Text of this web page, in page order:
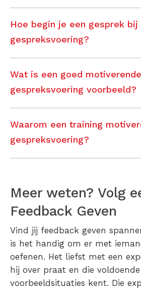
Hoe begin je een gesprek
gespreksvoering?
Wat is een goed motiverende
gespreksvoering voorbeeld?
Waarom een training
gespreksvoering?
Meer weten? Volg
Feedback Geven
Vind jij feedback geven
is het handig om er met
oefenen. Het liefst met een
hij over praat en die voldoende
voorbeeldsituaties kent. Die